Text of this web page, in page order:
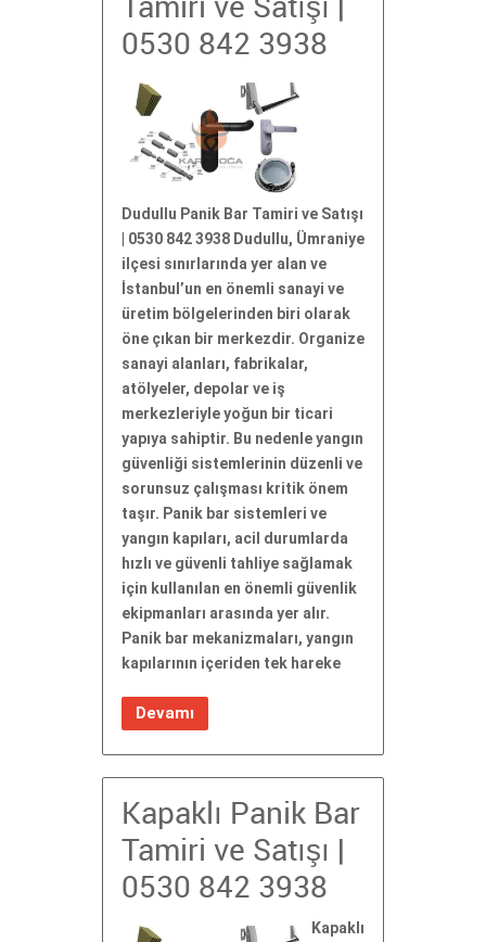
Tamiri ve Satışı |
0530 842 3938
Dudullu Panik Bar Tamiri ve Satışı
| 0530 842 3938 Dudullu, Ümraniye
ilçesi sınırlarında yer alan ve
İstanbul’un en önemli sanayi ve
üretim bölgelerinden biri olarak
öne çıkan bir merkezdir. Organize
sanayi alanları, fabrikalar,
atölyeler, depolar ve iş
merkezleriyle yoğun bir ticari
yapıya sahiptir. Bu nedenle yangın
güvenliği sistemlerinin düzenli ve
sorunsuz çalışması kritik önem
taşır. Panik bar sistemleri ve
yangın kapıları, acil durumlarda
hızlı ve güvenli tahliye sağlamak
için kullanılan en önemli güvenlik
ekipmanları arasında yer alır.
Panik bar mekanizmaları, yangın
kapılarının içeriden tek hareke
Devamı
Kapaklı Panik Bar
Tamiri ve Satışı |
0530 842 3938
Kapaklı